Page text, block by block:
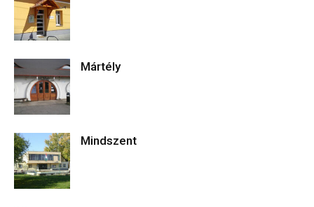
Mártély
Mindszent